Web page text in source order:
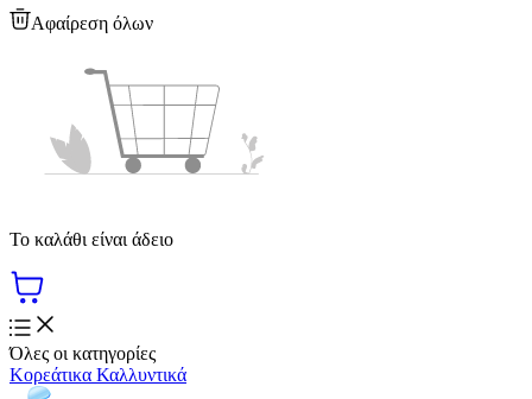
Αφαίρεση όλων
Το καλάθι είναι άδειο
Όλες οι κατηγορίες
Κορεάτικα Καλλυντικά